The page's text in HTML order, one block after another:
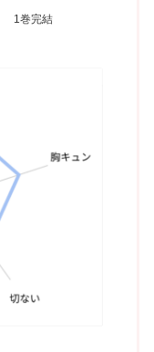
1巻完結